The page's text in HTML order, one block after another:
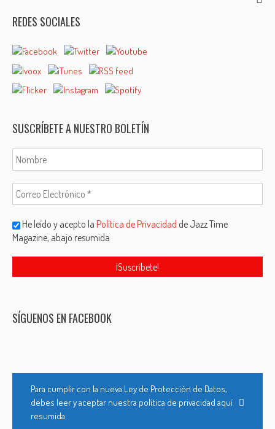
REDES SOCIALES
SUSCRÍBETE A NUESTRO BOLETÍN
He leído y acepto laPolítica de Privacidad de Jazz Time
Magazine, abajo resumida
SÍGUENOS EN FACEBOOK
Para cumplir con la nueva Ley de Protección de Datos,
debes leer y aceptar nuestra política de privacidad aquí
resumida